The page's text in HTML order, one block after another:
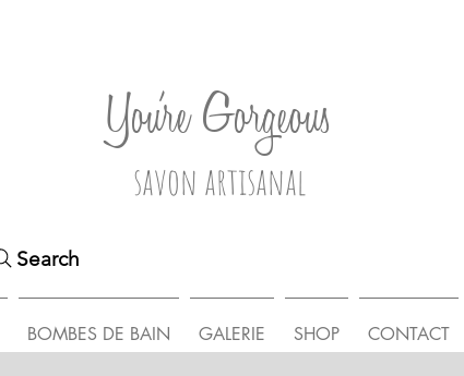
You're Gorgeous
savon artisanal
Search
BOMBES DE BAIN GALERIE SHOP CONTACT